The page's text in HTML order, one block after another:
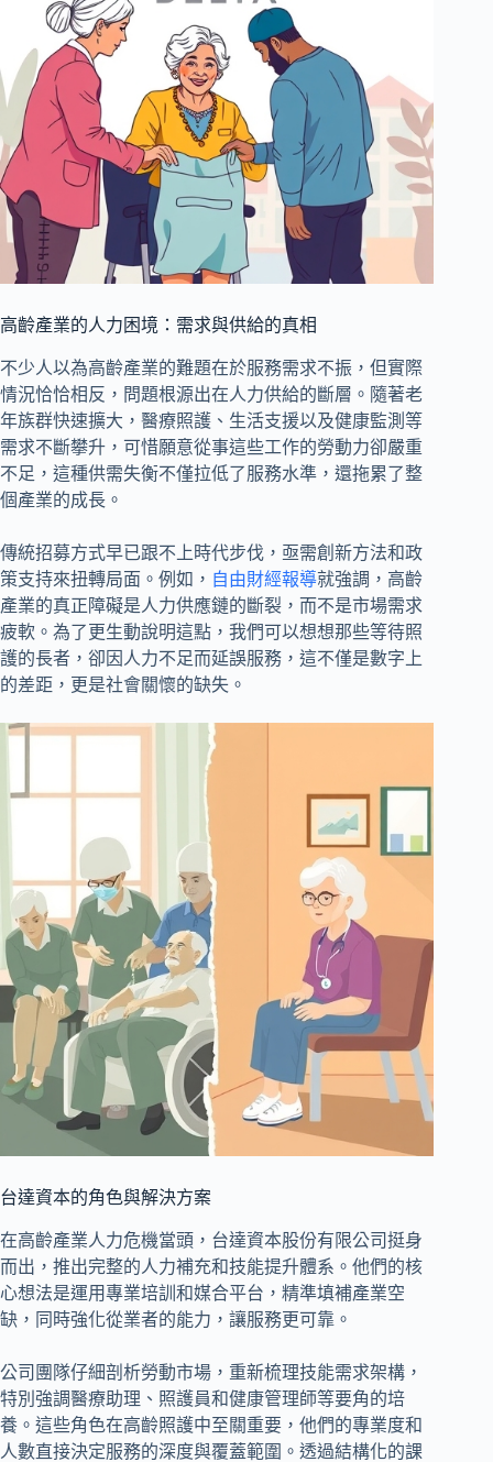
高齡產業的人力困境：需求與供給的真相
不少人以為高齡產業的難題在於服務需求不振，但實際
情況恰恰相反，問題根源出在人力供給的斷層。隨著老
年族群快速擴大，醫療照護、生活支援以及健康監測等
需求不斷攀升，可惜願意從事這些工作的勞動力卻嚴重
不足，這種供需失衡不僅拉低了服務水準，還拖累了整
個產業的成長。
傳統招募方式早已跟不上時代步伐，亟需創新方法和政
策支持來扭轉局面。例如， 自由財經報導就強調，高齡
產業的真正障礙是人力供應鏈的斷裂，而不是市場需求
疲軟。為了更生動說明這點，我們可以想想那些等待照
護的長者，卻因人力不足而延誤服務，這不僅是數字上
的差距，更是社會關懷的缺失。
台達資本的角色與解決方案
在高齡產業人力危機當頭，台達資本股份有限公司挺身
而出，推出完整的人力補充和技能提升體系。他們的核
心想法是運用專業培訓和媒合平台，精準填補產業空
缺，同時強化從業者的能力，讓服務更可靠。
公司團隊仔細剖析勞動市場，重新梳理技能需求架構，
特別強調醫療助理、照護員和健康管理師等要角的培
養。這些角色在高齡照護中至關重要，他們的專業度和
人數直接決定服務的深度與覆蓋範圍。透過結構化的課